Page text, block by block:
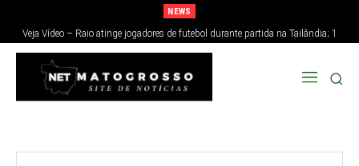
NEWS
Veja Vídeo – Raio atinge jogadores de futebol durante partida na Tailândia; 1
morre e 12 ficam feridos